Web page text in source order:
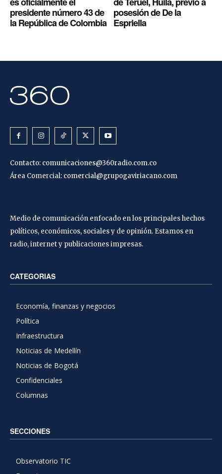
presidente número 43 de
la República de Colombia
posesión de De la
Espriella
Contacto: comunicaciones@360radio.com.co
Área Comercial: comercial@grupogaviriacano.com
Medio de comunicación enfocado en los principales hechos
políticos, económicos, sociales y de opinión. Estamos en
radio, internet y publicaciones impresas.
CATEGORIAS
Economía, finanzas y negocios
Política
Infraestructura
Noticias de Medellín
Noticias de Bogotá
Confidenciales
Columnas
SECCIONES
Observatorio TIC